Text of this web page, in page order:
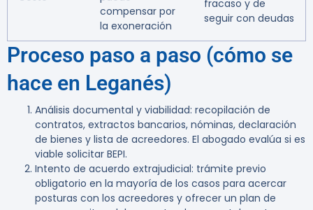
compensar por
la exoneración
fracaso y de
seguir con deudas
Proceso paso a paso (cómo se
hace en Leganés)
Análisis documental y viabilidad: recopilación de
contratos, extractos bancarios, nóminas, declaración
de bienes y lista de acreedores. El abogado evalúa si es
viable solicitar BEPI.
Intento de acuerdo extrajudicial: trámite previo
obligatorio en la mayoría de los casos para acercar
posturas con los acreedores y ofrecer un plan de